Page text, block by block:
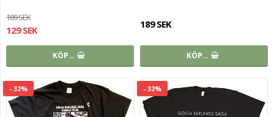
189 SEK
129 SEK
KÖP…
189 SEK
KÖP…
- 32% - 32%